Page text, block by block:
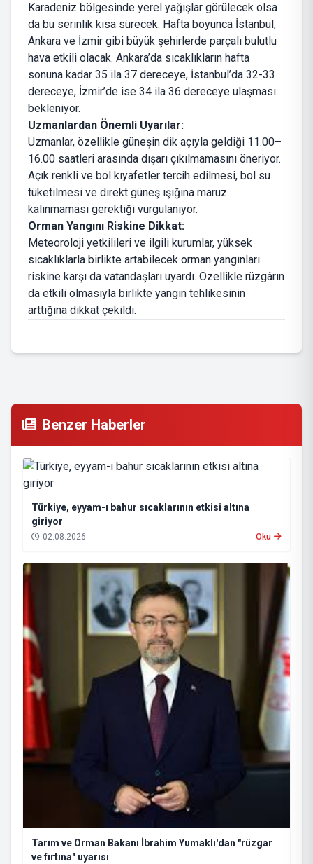
Karadeniz bölgesinde yerel yağışlar görülecek olsa
da bu serinlik kısa sürecek. Hafta boyunca İstanbul,
Ankara ve İzmir gibi büyük şehirlerde parçalı bulutlu
hava etkili olacak. Ankara’da sıcaklıkların hafta
sonuna kadar 35 ila 37 dereceye, İstanbul’da 32-33
dereceye, İzmir’de ise 34 ila 36 dereceye ulaşması
bekleniyor.
Uzmanlardan Önemli Uyarılar:
Uzmanlar, özellikle güneşin dik açıyla geldiği 11.00–
16.00 saatleri arasında dışarı çıkılmamasını öneriyor.
Açık renkli ve bol kıyafetler tercih edilmesi, bol su
tüketilmesi ve direkt güneş ışığına maruz
kalınmaması gerektiği vurgulanıyor.
Orman Yangını Riskine Dikkat:
Meteoroloji yetkilileri ve ilgili kurumlar, yüksek
sıcaklıklarla birlikte artabilecek orman yangınları
riskine karşı da vatandaşları uyardı. Özellikle rüzgârın
da etkili olmasıyla birlikte yangın tehlikesinin
arttığına dikkat çekildi.
Benzer Haberler
Türkiye, eyyam-ı bahur sıcaklarının etkisi altına
giriyor
02.08.2026 Oku
Tarım ve Orman Bakanı İbrahim Yumaklı'dan "rüzgar
ve fırtına" uyarısı